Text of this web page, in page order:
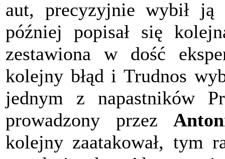
aut, precyzyjnie wybił ją
później popisał się
zestawiona w dość
kolejny błąd i Trudnos
jednym z napastników
prowadzony przez
kolejny zaatakował, tym